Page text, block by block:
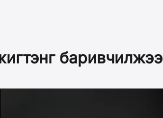
баривчилжээ